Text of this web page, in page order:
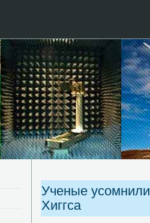
Ученые
Хиггса